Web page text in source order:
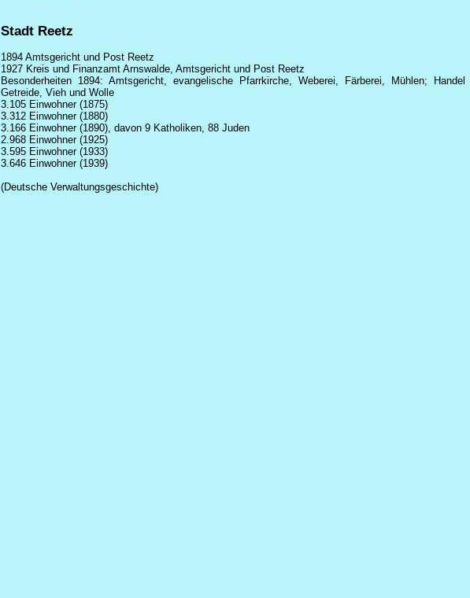
Stadt Reetz
1894 Amtsgericht und Post Reetz
1927 Kreis und Finanzamt Arnswalde, Amtsgericht und Post Reetz
Besonderheiten 1894: Amtsgericht, evangelische Pfarrkirche, Weberei, Färberei, Mühlen;
Getreide, Vieh und Wolle
3.105 Einwohner (1875)
3.312 Einwohner (1880)
3.166 Einwohner (1890), davon 9 Katholiken, 88 Juden
2.968 Einwohner (1925)
3.595 Einwohner (1933)
3.646 Einwohner (1939)
(Deutsche Verwaltungsgeschichte)